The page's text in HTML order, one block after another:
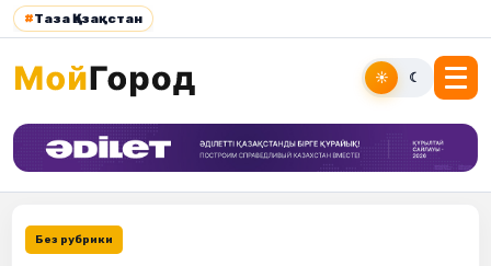
#Таза Қазақстан
☀ ☾
Без рубрики